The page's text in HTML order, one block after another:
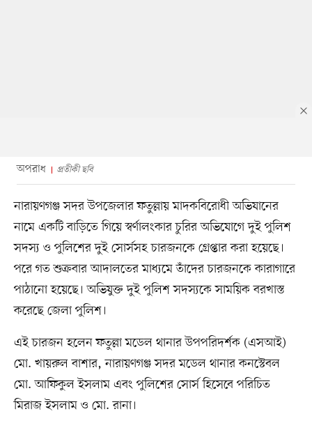
অপরাধ প্রতীকী ছবি
নারায়ণগঞ্জ সদর উপজেলার ফতুল্লায় মাদকবিরোধী অভিযানের
নামে একটি বাড়িতে গিয়ে স্বর্ণালংকার চুরির অভিযোগে দুই পুলিশ
সদস্য ও পুলিশের দুই সোর্সসহ চারজনকে গ্রেপ্তার করা হয়েছে।
পরে গত শুক্রবার আদালতের মাধ্যমে তাঁদের চারজনকে কারাগারে
পাঠানো হয়েছে। অভিযুক্ত দুই পুলিশ সদস্যকে সাময়িক বরখাস্ত
করেছে জেলা পুলিশ।
এই চারজন হলেন ফতুল্লা মডেল থানার উপপরিদর্শক (এসআই)
মো. খায়রুল বাশার, নারায়ণগঞ্জ সদর মডেল থানার কনস্টেবল
মো. আফিকুল ইসলাম এবং পুলিশের সোর্স হিসেবে পরিচিত
মিরাজ ইসলাম ও মো. রানা।